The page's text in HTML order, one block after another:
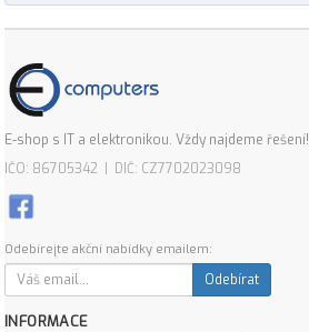
E-shop s IT a elektronikou. Vždy najdeme řešení!
IČO: 86705342 | DIČ: CZ7702023098
Odebírejte akční nabídky emailem:
Odebírat
INFORMACE